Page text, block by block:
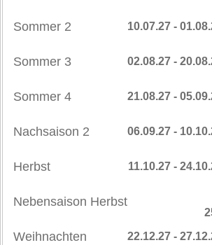
Sommer 2 10.07.27 -
Sommer 3 02.08.27 -
Sommer 4 21.08.27 -
Nachsaison 2 06.09.27 -
Herbst 11.10.27 -
Nebensaison Herbst
Weihnachten 22.12.27 -